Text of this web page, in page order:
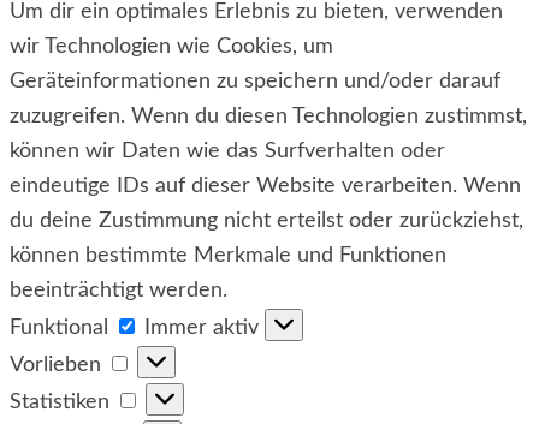
Um dir ein optimales Erlebnis zu bieten, verwenden
wir Technologien wie Cookies, um
Geräteinformationen zu speichern und/oder darauf
zuzugreifen. Wenn du diesen Technologien zustimmst,
können wir Daten wie das Surfverhalten oder
eindeutige IDs auf dieser Website verarbeiten. Wenn
du deine Zustimmung nicht erteilst oder zurückziehst,
können bestimmte Merkmale und Funktionen
beeinträchtigt werden.
Funktional
Funktional
Immer aktiv
Vorlieben
Vorlieben
Statistiken
Statistiken